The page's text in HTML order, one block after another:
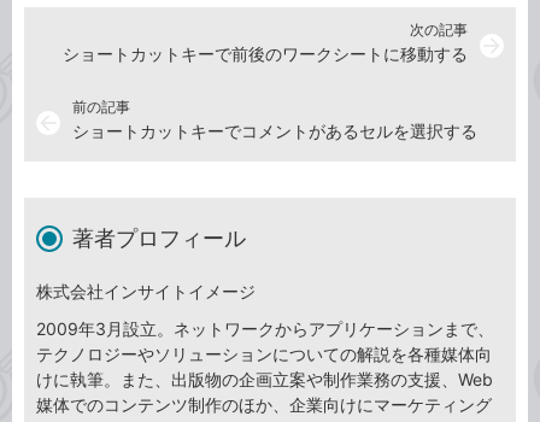
前の記事
ショートカットキーでコメントがあるセルを選択する
次の記事
ショートカットキーで前後のワークシートに移動する
著者プロフィール
株式会社インサイトイメージ
2009年3月設立。ネットワークからアプリケーションまで、
テクノロジーやソリューションについての解説を各種媒体向
けに執筆。また、出版物の企画立案や制作業務の支援、Web
媒体でのコンテンツ制作のほか、企業向けにマーケティング